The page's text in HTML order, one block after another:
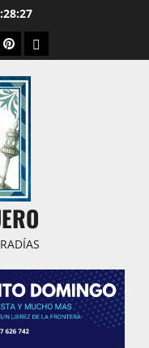
PinterestDribbble